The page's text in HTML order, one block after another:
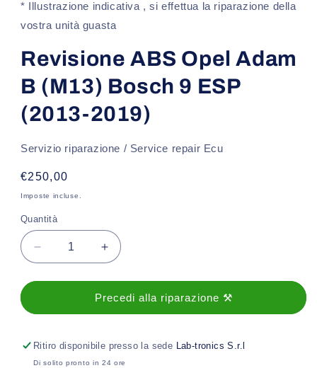
finestra
* Illustrazione indicativa , si effettua la riparazione della
vostra unità guasta
Revisione ABS Opel Adam
B (M13) Bosch 9 ESP
(2013-2019)
Servizio riparazione / Service repair Ecu
Prezzo
di
€250,00
Imposte incluse.
Quantità
Diminuisci
quantità
per
ABS
Adam
B
Aumenta
quantità
per
Revisione
ABS
Adam
B
Precedi alla riparazione ⚒️
Ritiro disponibile presso la sede Lab-tronics S.r.l
Di solito pronto in 24 ore